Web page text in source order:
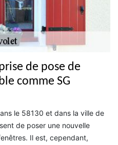
de pose de
comme SG
le 58130 et dans la ville de
de poser une nouvelle
Il est, cependant,